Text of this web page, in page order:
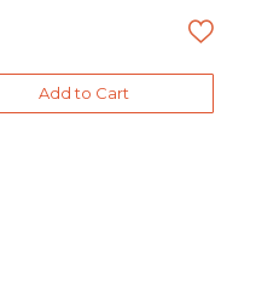
Add to Cart